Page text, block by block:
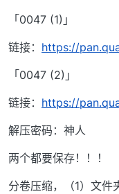
「0047 (1)」
链接： https://
「0047 (2)」
链接： https://
解压密码：神人
两个都要保存！！！
分卷压缩，（1）文件